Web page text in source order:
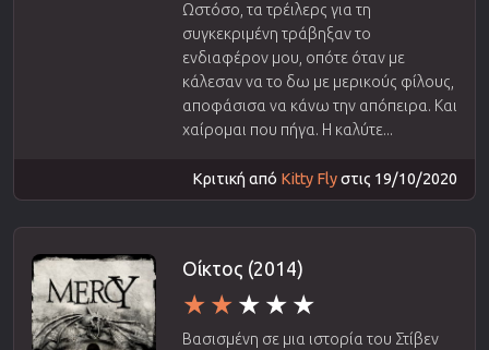
Ωστόσο, τα τρέιλερς για τη
συγκεκριμένη τράβηξαν το
ενδιαφέρον μου, οπότε όταν με
κάλεσαν να το δω με μερικούς φίλους,
αποφάσισα να κάνω την απόπειρα. Και
χαίρομαι που πήγα. Η καλύτε...
Κριτική από Kitty Flyστις 19/10/2020
Οίκτος (2014)
Βασισμένη σε μια ιστορία του Στίβεν